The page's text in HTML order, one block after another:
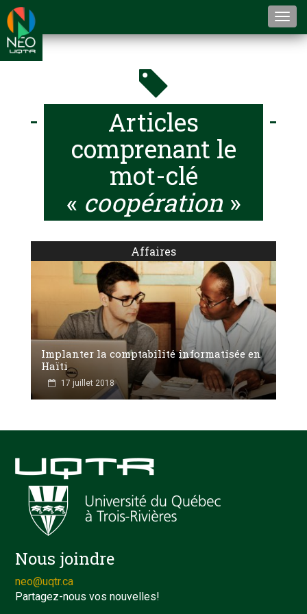
Articles
comprenant le
mot-clé
« coopération »
Affaires
Implanter la comptabilité informatisée en
Haïti
17 juillet 2018
Nous joindre
neo@uqtr.ca
Partagez-nous vos nouvelles!